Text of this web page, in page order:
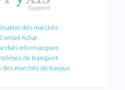
des marchés
Conseil Achat
informatiques
de transport
des marchés de travaux